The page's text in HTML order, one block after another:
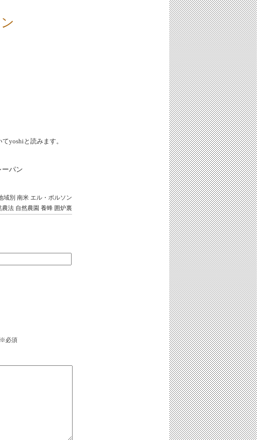
yoshiと読みます。
パン
域別 南米 エル・ボルソン
農法 自然農園 養蜂 囲炉裏
※必須